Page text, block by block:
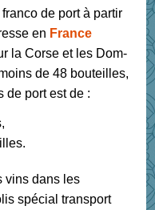
de port à partir
en France
la Corse et les Dom-
de 48 bouteilles,
de port est de :
vins dans les
spécial transport